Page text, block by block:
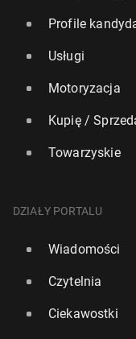
Bry­tyj­ski rząd
Profile
Usługi
Motoryzacja
Kupię /
Towarzyskie
DZIAŁY PORTALU
Wiadomości
Czytelnia
Ciekawostki